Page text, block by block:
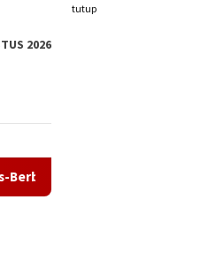
tutup
2026
Calon Paskibraka Karimun Mulai